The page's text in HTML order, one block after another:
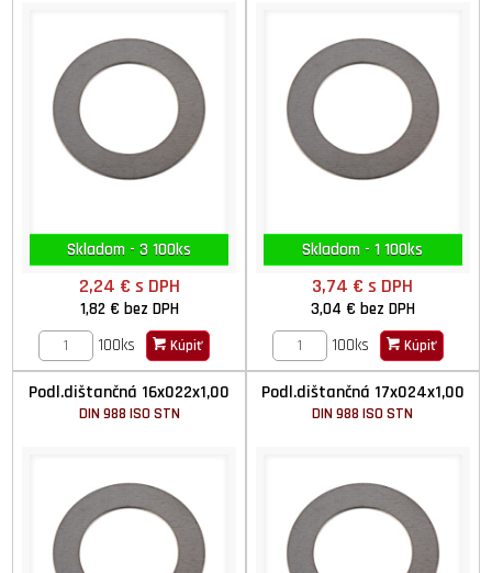
Skladom - 3 100ks
2,24 € s DPH
1,82 € bez DPH
100ks
Kúpiť
Skladom - 1 100ks
3,74 €s DPH
3,04 € bez DPH
100ks
Kúpiť
Podl.dištančná 16x022x1,00
DIN 988 ISO STN
Podl.dištančná 17x024x1,00
DIN 988 ISO STN